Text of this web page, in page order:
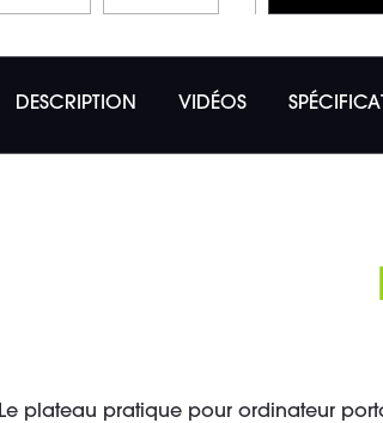
DESCRIPTION VIDÉOS
Le plateau pratique pour ordinateur